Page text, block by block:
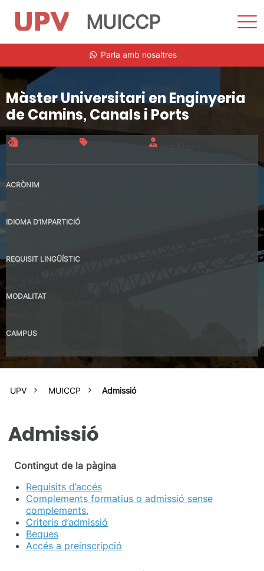
contingut
MUICCP
Parla amb nosaltres
Màster Universitari en Enginyeria
de Camins, Canals i Ports
ACRÒNIM
IDIOMA D’IMPARTICIÓ
REQUISIT LINGÜÍSTIC
MODALITAT
CAMPUS
UPV MUICCP Admissió
Admissió
Contingut de la pàgina
Requisits d’accés
Complements formatius o admissió sense
complements.
Criteris d’admissió
Beques
Accés a preinscripció